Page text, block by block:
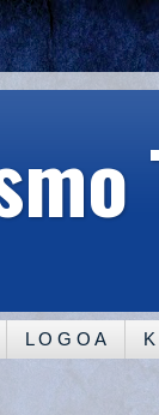
L O G O A